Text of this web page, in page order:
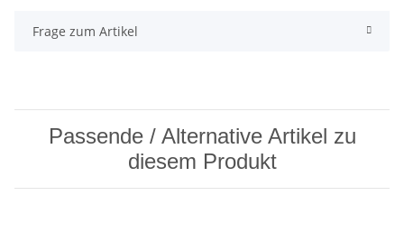
Frage zum Artikel
Passende / Alternative Artikel zu
diesem Produkt